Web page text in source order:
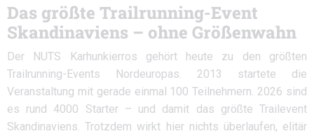
Das größte Trailrunning-Event
Skandinaviens – ohne Größenwahn
Der NUTS Karhunkierros gehört heute zu den größten
Trailrunning-Events Nordeuropas. 2013 startete die
Veranstaltung mit gerade einmal 100 Teilnehmern. 2026 sind
es rund 4000 Starter – und damit das größte Trailevent
Skandinaviens. Trotzdem wirkt hier nichts überlaufen, elitär